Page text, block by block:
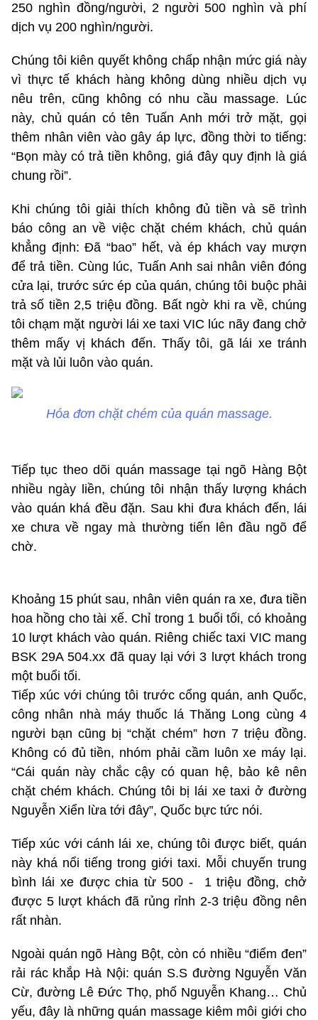
250 nghìn đồng/người, 2 người 500 nghìn và phí
dịch vụ 200 nghìn/người.
Chúng tôi kiên quyết không chấp nhận mức giá này
vì thực tế khách hàng không dùng nhiều dịch vụ
nêu trên, cũng không có nhu cầu massage. Lúc
này, chủ quán có tên Tuấn Anh mới trở mặt, gọi
thêm nhân viên vào gây áp lực, đồng thời to tiếng:
“Bọn mày có trả tiền không, giá đây quy định là giá
chung rồi”.
Khi chúng tôi giải thích không đủ tiền và sẽ trình
báo công an về việc chặt chém khách, chủ quán
khẳng định: Đã “bao” hết, và ép khách vay mượn
để trả tiền. Cùng lúc, Tuấn Anh sai nhân viên đóng
cửa lại, trước sức ép của quán, chúng tôi buộc phải
trả số tiền 2,5 triệu đồng. Bất ngờ khi ra về, chúng
tôi chạm mặt người lái xe taxi VIC lúc nãy đang chở
thêm mấy vị khách đến. Thấy tôi, gã lái xe tránh
mặt và lủi luôn vào quán.
Hóa đơn chặt chém của quán massage.
Tiếp tục theo dõi quán massage tại ngõ Hàng Bột
nhiều ngày liền, chúng tôi nhận thấy lượng khách
vào quán khá đều đặn. Sau khi đưa khách đến, lái
xe chưa về ngay mà thường tiến lên đầu ngõ để
chờ.
Khoảng 15 phút sau, nhân viên quán ra xe, đưa tiền
hoa hồng cho tài xế. Chỉ trong 1 buổi tối, có khoảng
10 lượt khách vào quán. Riêng chiếc taxi VIC mang
BSK 29A 504.xx đã quay lại với 3 lượt khách trong
một buổi tối.
Tiếp xúc với chúng tôi trước cổng quán, anh Quốc,
công nhân nhà máy thuốc lá Thăng Long cùng 4
người bạn cũng bị “chặt chém” hơn 7 triệu đồng.
Không có đủ tiền, nhóm phải cầm luôn xe máy lại.
“Cái quán này chắc cậy có quan hệ, bảo kê nên
chặt chém khách. Chúng tôi bị lái xe taxi ở đường
Nguyễn Xiển lừa tới đây”, Quốc bực tức nói.
Tiếp xúc với cánh lái xe, chúng tôi được biết, quán
này khá nổi tiếng trong giới taxi. Mỗi chuyến trung
bình lái xe được chia từ 500 - 1 triệu đồng, chở
được 5 lượt khách đã rủng rỉnh 2-3 triệu đồng nên
rất nhàn.
Ngoài quán ngõ Hàng Bột, còn có nhiều “điểm đen”
rải rác khắp Hà Nội: quán S.S đường Nguyễn Văn
Cừ, đường Lê Đức Thọ, phố Nguyễn Khang… Chủ
yếu, đây là những quán massage kiêm môi giới cho